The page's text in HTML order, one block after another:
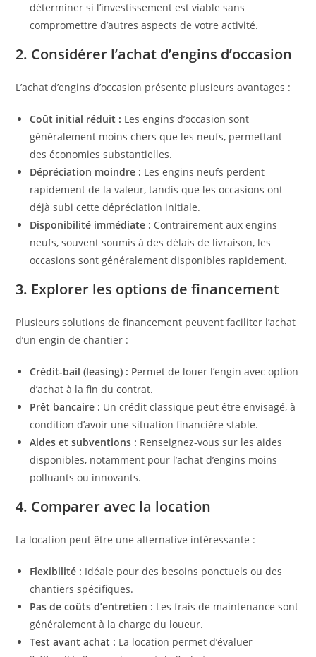
déterminer si l’investissement est viable sans
compromettre d’autres aspects de votre activité.
2. Considérer l’achat d’engins d’occasion
L’achat d’engins d’occasion présente plusieurs avantages :
Coût initial réduit : Les engins d’occasion sont
généralement moins chers que les neufs, permettant
des économies substantielles.
Dépréciation moindre : Les engins neufs perdent
rapidement de la valeur, tandis que les occasions ont
déjà subi cette dépréciation initiale.
Disponibilité immédiate : Contrairement aux engins
neufs, souvent soumis à des délais de livraison, les
occasions sont généralement disponibles rapidement.
3. Explorer les options de financement
Plusieurs solutions de financement peuvent faciliter l’achat
d’un engin de chantier :
Crédit-bail (leasing) : Permet de louer l’engin avec option
d’achat à la fin du contrat.
Prêt bancaire : Un crédit classique peut être envisagé, à
condition d’avoir une situation financière stable.
Aides et subventions : Renseignez-vous sur les aides
disponibles, notamment pour l’achat d’engins moins
polluants ou innovants.
4. Comparer avec la location
La location peut être une alternative intéressante :
Flexibilité : Idéale pour des besoins ponctuels ou des
chantiers spécifiques.
Pas de coûts d’entretien : Les frais de maintenance sont
généralement à la charge du loueur.
Test avant achat : La location permet d’évaluer